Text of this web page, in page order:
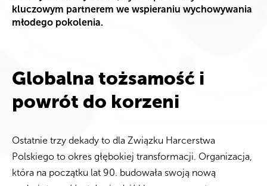
kluczowym partnerem we wspieraniu wychowywania
młodego pokolenia.
Globalna tożsamość i
powrót do korzeni
Ostatnie trzy dekady to dla Związku Harcerstwa
Polskiego to okres głębokiej transformacji. Organizacja,
która na początku lat 90. budowała swoją nową